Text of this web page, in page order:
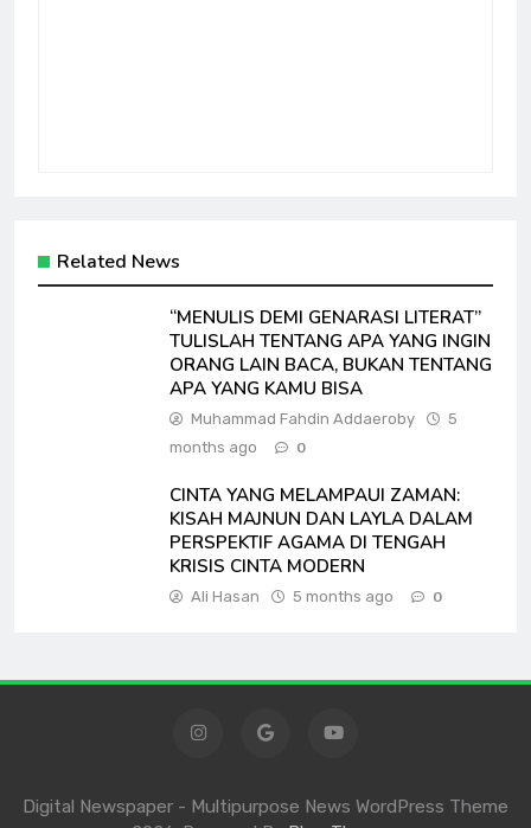
Related News
“MENULIS DEMI GENARASI LITERAT”
TULISLAH TENTANG APA YANG INGIN
ORANG LAIN BACA, BUKAN TENTANG
APA YANG KAMU BISA
Muhammad Fahdin Addaeroby
5
months ago
0
CINTA YANG MELAMPAUI ZAMAN:
KISAH MAJNUN DAN LAYLA DALAM
PERSPEKTIF AGAMA DI TENGAH
KRISIS CINTA MODERN
Ali Hasan 5 months ago 0
Digital Newspaper - Multipurpose News WordPress Theme